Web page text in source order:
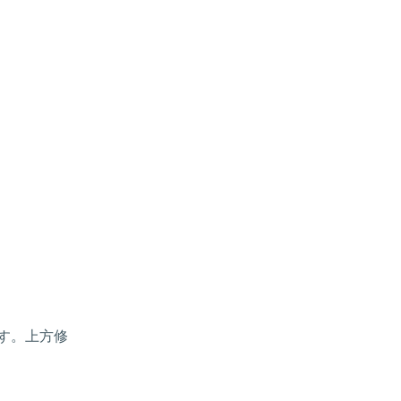
。上方修